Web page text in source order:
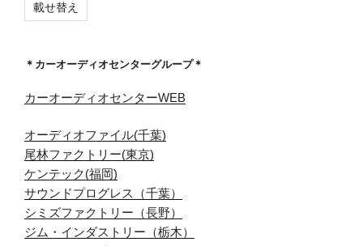
載せ替え
＊カーオーディオセンターグループ＊
カーオーディオセンターWEB
オーディオファイル(千葉)
尾林ファクトリー(東京)
ケンテック(福岡)
サウンドプログレス（千葉）
シミズファクトリー（長野）
ジム・インダストリー（栃木）